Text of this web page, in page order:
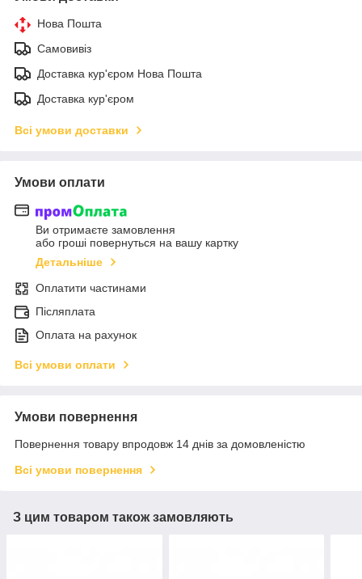
Нова Пошта
Самовивіз
Доставка кур'єром Нова Пошта
Доставка кур'єром
Всі умови доставки
Умови оплати
Ви отримаєте замовлення
або гроші повернуться на вашу картку
Детальніше
Оплатити частинами
Післяплата
Оплата на рахунок
Всі умови оплати
Умови повернення
Повернення товару впродовж 14 днів за домовленістю
Всі умови повернення
З цим товаром також замовляють